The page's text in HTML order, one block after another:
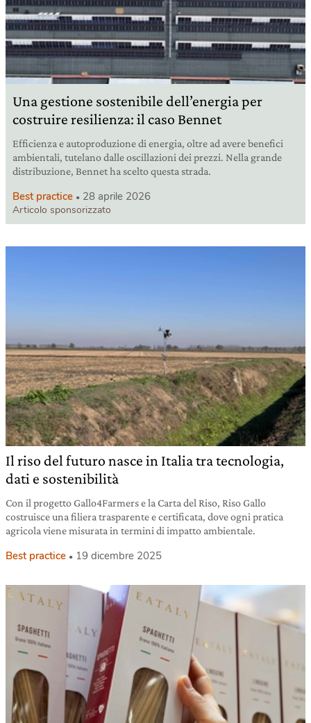
Una gestione sostenibile dell’energia per
costruire resilienza: il caso Bennet
Efficienza e autoproduzione di energia, oltre ad avere benefici
ambientali, tutelano dalle oscillazioni dei prezzi. Nella grande
distribuzione, Bennet ha scelto questa strada.
Best practice 28 aprile 2026
Articolo sponsorizzato
Il riso del futuro nasce in Italia tra tecnologia,
dati e sostenibilità
Con il progetto Gallo4Farmers e la Carta del Riso, Riso Gallo
costruisce una filiera trasparente e certificata, dove ogni pratica
agricola viene misurata in termini di impatto ambientale.
Best practice 19 dicembre 2025